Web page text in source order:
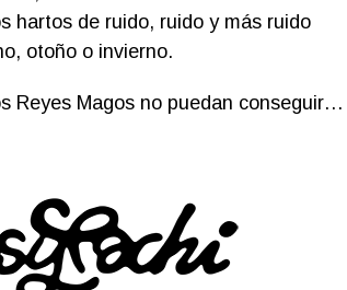
hartos de ruido, ruido y más ruido
otoño o invierno.
Reyes Magos no puedan conseguir…